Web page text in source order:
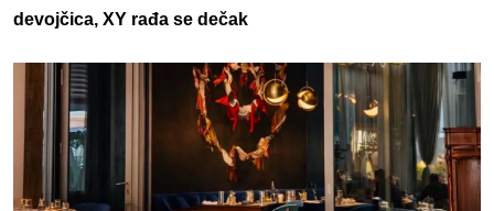
devojčica, XY rađa se dečak